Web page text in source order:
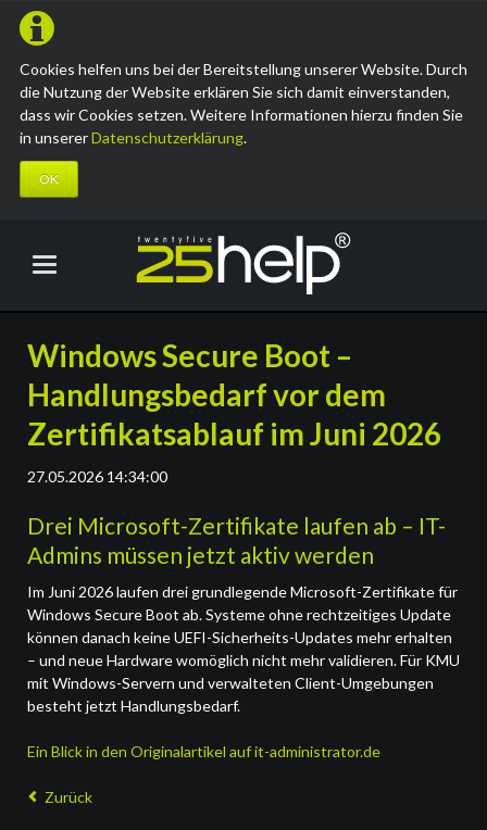
Cookies helfen uns bei der Bereitstellung unserer Website. Durch
die Nutzung der Website erklären Sie sich damit einverstanden,
dass wir Cookies setzen. Weitere Informationen hierzu finden Sie
in unsererDatenschutzerklärung.
OK
Windows Secure Boot –
Handlungsbedarf vor dem
Zertifikatsablauf im Juni 2026
27.05.2026 14:34:00
Drei Microsoft-Zertifikate laufen ab – IT-
Admins müssen jetzt aktiv werden
Im Juni 2026 laufen drei grundlegende Microsoft-Zertifikate für
Windows Secure Boot ab. Systeme ohne rechtzeitiges Update
können danach keine UEFI-Sicherheits-Updates mehr erhalten
– und neue Hardware womöglich nicht mehr validieren. Für KMU
mit Windows-Servern und verwalteten Client-Umgebungen
besteht jetzt Handlungsbedarf.
Ein Blick in den Originalartikel auf it-administrator.de
Zurück